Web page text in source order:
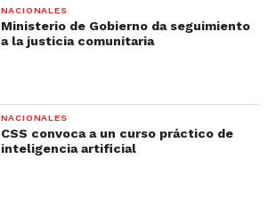
NACIONALES
Ministerio de Gobierno da seguimiento
a la justicia comunitaria
NACIONALES
CSS convoca a un curso práctico de
inteligencia artificial